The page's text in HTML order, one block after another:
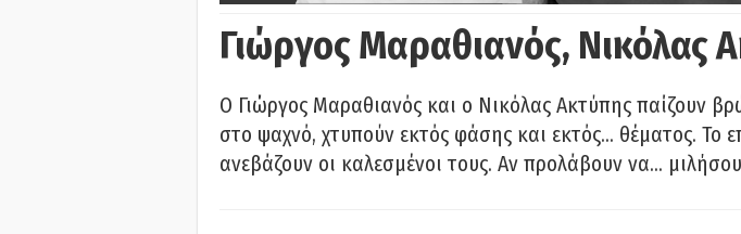
Γιώργος Μαραθιανός, Νικόλας
Ο Γιώργος Μαραθιανός και ο Νικόλας Ακτύπης παίζουν
στο ψαχνό, χτυπούν εκτός φάσης και εκτός… θέματος. Το
ανεβάζουν οι καλεσμένοι τους. Αν προλάβουν να…